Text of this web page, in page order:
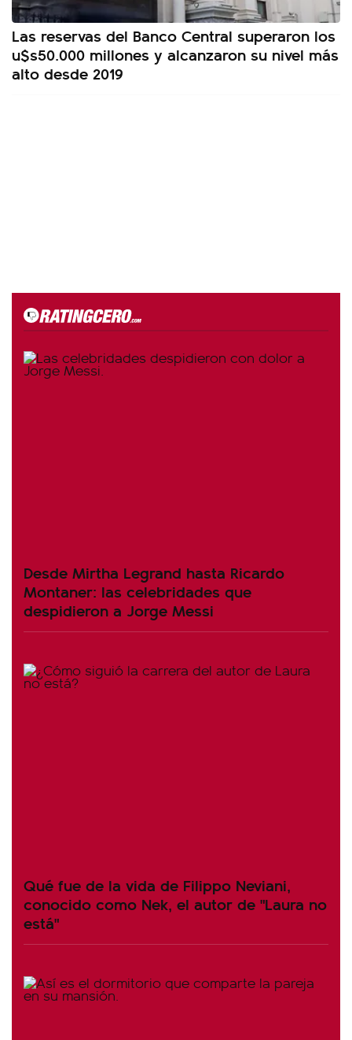
Las reservas del Banco Central superaron los
u$s50.000 millones y alcanzaron su nivel más
alto desde 2019
Desde Mirtha Legrand hasta Ricardo
Montaner: las celebridades que
despidieron a Jorge Messi
Qué fue de la vida de Filippo Neviani,
conocido como Nek, el autor de "Laura no
está"